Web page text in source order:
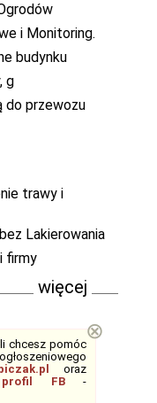
i Monitoring.
budynku
g
do przewozu
trawy i
Lakierowania
firmy
więcej
chcesz pomóc
oraz
FB-
⊗